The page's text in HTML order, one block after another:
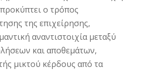
ο τρόπος
της επιχείρησης,
αναντιστοιχία μεταξύ
και αποθεμάτων,
μικτού κέρδους από τα